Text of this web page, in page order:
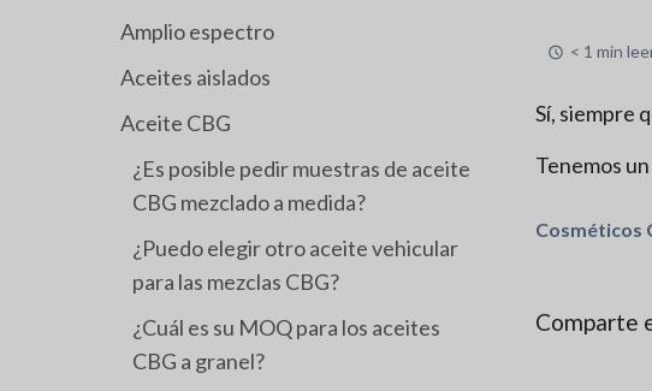
Amplio espectro
Aceites aislados
Aceite CBG
¿Es posible pedir muestras de aceite
CBG mezclado a medida?
¿Puedo elegir otro aceite vehicular
para las mezclas CBG?
¿Cuál es su MOQ para los aceites
CBG a granel?
< 1 min
Sí, siempre
Tenemos
Cosméticos
Comparte